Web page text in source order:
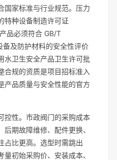
国家标准与行业规范。压力
特种设备制造许可证
品必须符合 GB/T
及防护材料的安全性评价
水卫生安全产品卫生许可批
合规的资质是项目招标准入
产品质量与安全性能的官方
控性。市政阀门的采购成本
期故障维修、配件更换、
占比更高。选型时需跳出
量初始采购价、安装成本、